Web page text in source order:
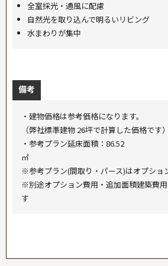
全室採光・通風に配慮
自然光を取り込んで明るいリビング
水まわりが集中
備考
・建物価格は参考価格になります。
（弊社標準建物 26坪で計算した
・参考プラン延床面積：86.52
㎡
※参考プラン(間取り・パース)はオプショ
※別途オプション費用・追加面積建築費
す